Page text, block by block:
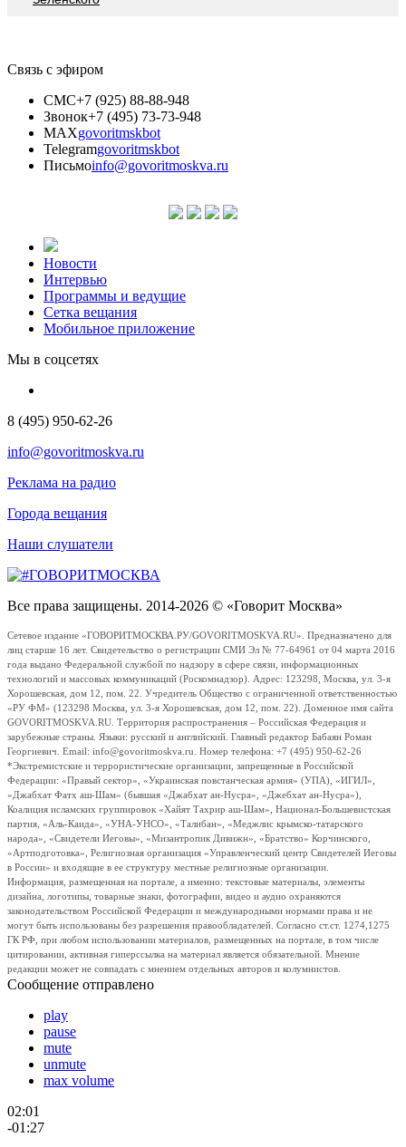
Связь с эфиром
СМС+7 (925) 88-88-948
Звонок+7 (495) 73-73-948
MAXgovoritmskbot
Telegramgovoritmskbot
Письмоinfo@govoritmoskva.ru
Новости
Интервью
Программы и ведущие
Сетка вещания
Мобильное приложение
Мы в соцсетях
8 (495) 950-62-26
info@govoritmoskva.ru
Реклама на радио
Города вещания
Наши слушатели
Все права защищены. 2014-2026 © «Говорит Москва»
Сетевое издание «ГОВОРИТМОСКВА.РУ/GOVORITMOSKVA.RU». Предназначено для
лиц старше 16 лет. Свидетельство о регистрации СМИ Эл № 77-64961 от 04 марта 2016
года выдано Федеральной службой по надзору в сфере связи, информационных
технологий и массовых коммуникаций (Роскомнадзор). Адрес: 123298, Москва, ул. 3-я
Хорошевская, дом 12, пом. 22. Учредитель Общество с ограниченной ответственностью
«РУ ФМ» (123298 Москва, ул. 3-я Хорошевская, дом 12, пом. 22). Доменное имя сайта
GOVORITMOSKVA.RU. Территория распространения – Российская Федерация и
зарубежные страны. Языки: русский и английский. Главный редактор Бабаян Роман
Георгиевич. Email: info@govoritmoskva.ru. Номер телефона: +7 (495) 950-62-26
*Экстремистские и террористические организации, запрещенные в Российской
Федерации: «Правый сектор», «Украинская повстанческая армия» (УПА), «ИГИЛ»,
«Джабхат Фатх аш-Шам» (бывшая «Джабхат ан-Нусра», «Джебхат ан-Нусра»),
Коалиция исламских группировок «Хайят Тахрир аш-Шам», Национал-Большевистская
партия, «Аль-Каида», «УНА-УНСО», «Талибан», «Меджлис крымско-татарского
народа», «Свидетели Иеговы», «Мизантропик Дивижн», «Братство» Корчинского,
«Артподготовка», Религиозная организация «Управленческий центр Свидетелей Иеговы
в России» и входящие в ее структуру местные религиозные организации.
Информация, размещенная на портале, а именно: текстовые материалы, элементы
дизайна, логотипы, товарные знаки, фотографии, видео и аудио охраняются
законодательством Российской Федерации и международными нормами права и не
могут быть использованы без разрешения правообладателей. Согласно ст.ст. 1274,1275
ГК РФ, при любом использовании материалов, размещенных на портале, в том числе
цитировании, активная гиперссылка на материал является обязательной. Мнение
редакции может не совпадать с мнением отдельных авторов и колумнистов.
Сообщение отправлено
play
pause
mute
unmute
max volume
02:01
-01:27